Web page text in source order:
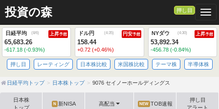
投資の森 押し目
日経平均 (8/6) 上昇予想
65,683.26
-617.18 (-0.93%)
ドル円 (4:35) 円安予想
158.44
+0.72 (+0.46%)
NYダウ (4:30) 上昇予想
53,892.34
-456.78 (-0.84%)
押し目 レーティング 日本株比較 米国株比較 テーマ株 半導体株
日経平均トップ 日本株トップ 9076 セイノーホールディングス
日本株
トップ
N 新NISA 高配当 NEW TOB速報
押し目
アラート